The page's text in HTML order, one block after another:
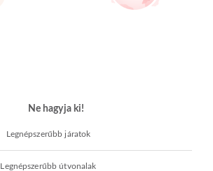
Ne hagyja ki!
Legnépszerűbb járatok
Legnépszerűbb útvonalak